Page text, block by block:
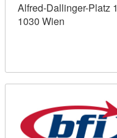
Alfred-Dallinger-Platz 1
1030 Wien